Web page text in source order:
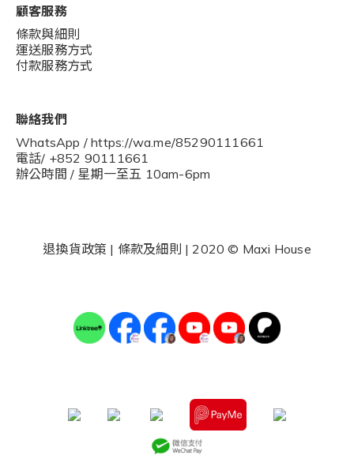
顧客服務
條款與細則
運送服務方式
付款服務方式
聯絡我們
WhatsApp / https://wa.me/85290111661
電話/ +852 90111661
辦公時間 / 星期一至五 10am-6pm
退換貨政策 | 條款及細則 | 2020 © Maxi House